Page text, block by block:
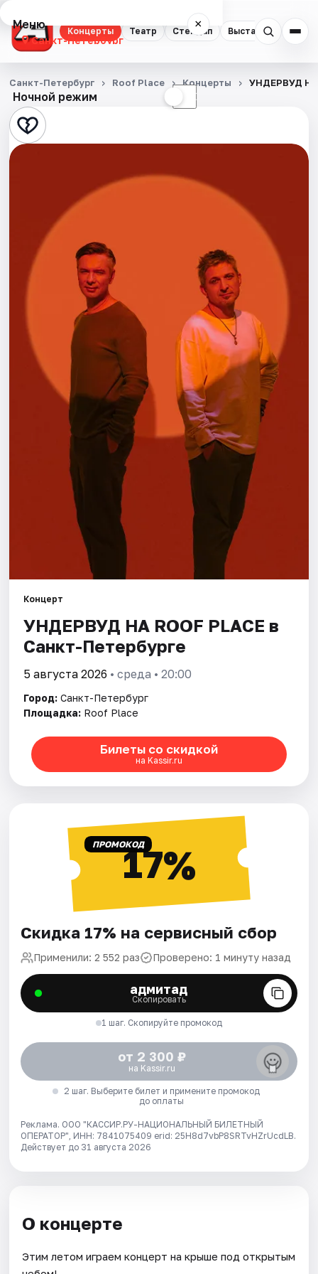
Концерты Театр Стендап Выставки
Меню ×
Санкт-Петербург
Концерты
Театр
Стендап
Экскурсии
Спорт
Города
Площадки
Ночной режим ☾
Санкт-Петербург Roof Place Концерты УНДЕРВУД НА
Концерт
УНДЕРВУД НА ROOF PLACE в
Санкт-Петербурге
5 августа 2026 • среда • 20:00
Город: Санкт-Петербург
Площадка: Roof Place
Билеты со скидкой
на Kassir.ru
ПРОМОКОД17%
Скидка 17% на сервисный сбор
Применили: 2 552 раз Проверено: 1 минуту назад
адмитад
Скопировать
1 шаг. Скопируйте промокод
от 2 300 ₽
на Kassir.ru
2 шаг. Выберите билет и примените промокод
до оплаты
Реклама. ООО "КАССИР.РУ-НАЦИОНАЛЬНЫЙ БИЛЕТНЫЙ
ОПЕРАТОР", ИНН: 7841075409 erid: 25H8d7vbP8SRTvHZrUcdLB.
Действует до 31 августа 2026
О концерте
Этим летом играем концерт на крыше под открытым